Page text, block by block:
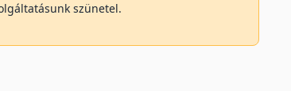
szünetel.